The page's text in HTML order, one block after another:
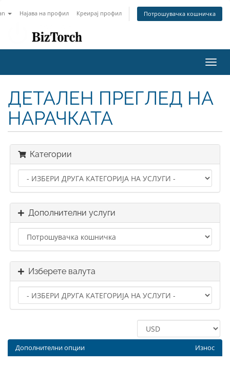
Најава на профил Креирај профил Потрошувачка кошничка
ДЕТАЛЕН ПРЕГЛЕД НА
НАРАЧКАТА
Категории
Дополнителни услуги
Изберете валута
Дополнителни опции Износ